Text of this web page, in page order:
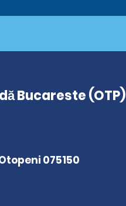
Bucareste (OTP)